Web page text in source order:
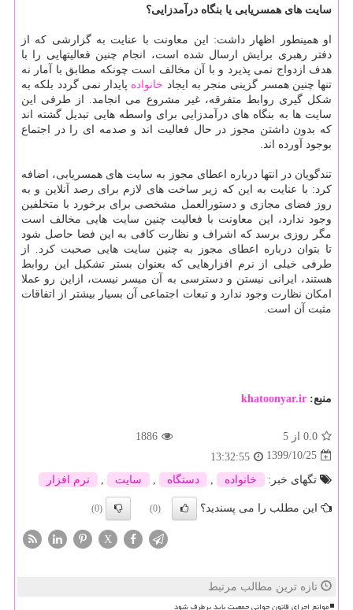
سایت های همسریابی یا بنگاه درآمدزایی؟
او همینطور اظهار داشت: این معاونت با عنایت به گزارشی که از
دفتر رهبری برایش ارسال شده است، انجام چنین فعالیتهایی را با
هدف ازدواج نمی پذیرد و با آن مخالف است چونکه مطابق با آمار نه
تنها چنین همسر گزینی منجر به ایجاد خانواده پایدار نمی گردد بلکه به
شکل گیری روابط متفرقه، غیر مشروع می انجامد. از طرفی این
سایت ها به بنگاه های درآمدزایی برای واسطه هایی تبدیل گشته اند
که بدون داشتن مجوز در حال فعالیت اند و صدمه ای را در اجتماع
بوجود آورده اند.
تندگویان در انتها درباره اعطای مجوز به سایت های همسریابی، اضافه
کرد: با عنایت به این که زیر ساخت های لازم برای رصد آنلاین و به
روز فضای مجازی و دستورالعمل مشخصی برای برخورد با متخلفین
وجود ندارد، این معاونت با فعالیت چنین سایت هایی مخالف است
مگر روزی برسد که اشراف و نظارت کافی به این فضا حاصل شود
تا بتوان درباره اعطای مجوز به چنین سایت هایی صحبت کرد. از
طرفی خیلی از نرم افزارهایی که بعنوان بستر تشکیل این روابط
هستند، ایرانی نیستن و دسترسی به آن میسر نیست، ازاین رو عملا
امکان نظارت وجود ندارد و تبعات اجتماعی آن بسیار بیشتر از اتفاقات
مثبت آن است.
منبع: khatoonyar.ir
0.0 از 5
1886
1399/10/25
13:32:55
تگهای خبر:
خانواده دستگاه سایت نرم افزار
این مطلب را می پسندید؟ (0)
(0)
X
تازه ترین مطالب مرتبط
موانع اجرای قانون جوانی جمعیت باید برطرف شود